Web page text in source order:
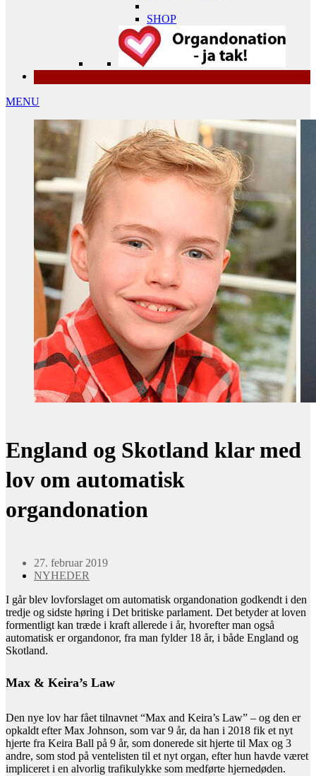
SHOP
MENU
England og Skotland klar med
lov om automatisk
organdonation
27. februar 2019
NYHEDER
I går blev lovforslaget om automatisk organdonation godkendt i den
tredje og sidste høring i Det britiske parlament. Det betyder at loven
formentligt kan træde i kraft allerede i år, hvorefter man også
automatisk er organdonor, fra man fylder 18 år, i både England og
Skotland.
Max & Keira’s Law
Den nye lov har fået tilnavnet “Max and Keira’s Law” – og den er
opkaldt efter Max Johnson, som var 9 år, da han i 2018 fik et nyt
hjerte fra Keira Ball på 9 år, som donerede sit hjerte til Max og 3
andre, som stod på ventelisten til et nyt organ, efter hun havde været
impliceret i en alvorlig trafikulykke som medførte hjernedøden.